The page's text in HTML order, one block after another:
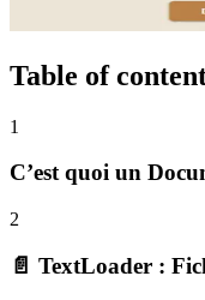
Table of
1
C’est quoi un
2
📄 TextLoader :